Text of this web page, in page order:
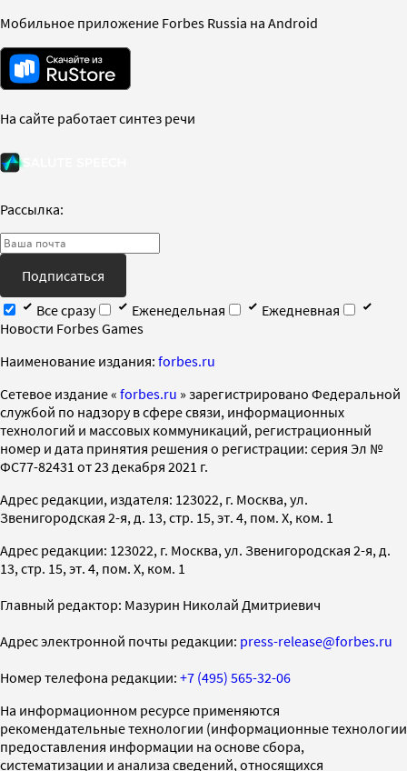
Мобильное приложение Forbes Russia на Android
На сайте работает синтез речи
Рассылка:
Подписаться
Все сразу
Еженедельная
Ежедневная
Новости Forbes Games
Наименование издания: forbes.ru
Cетевое издание « forbes.ru » зарегистрировано Федеральной
службой по надзору в сфере связи, информационных
технологий и массовых коммуникаций, регистрационный
номер и дата принятия решения о регистрации: серия Эл №
ФС77-82431 от 23 декабря 2021 г.
Адрес редакции, издателя: 123022, г. Москва, ул.
Звенигородская 2-я, д. 13, стр. 15, эт. 4, пом. X, ком. 1
Адрес редакции: 123022, г. Москва, ул. Звенигородская 2-я, д.
13, стр. 15, эт. 4, пом. X, ком. 1
Главный редактор: Мазурин Николай Дмитриевич
Адрес электронной почты редакции: press-release@forbes.ru
Номер телефона редакции: +7 (495) 565-32-06
На информационном ресурсе применяются
рекомендательные технологии (информационные технологии
предоставления информации на основе сбора,
систематизации и анализа сведений, относящихся